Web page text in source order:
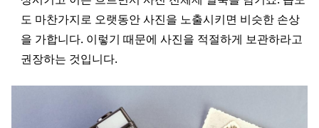
도 마찬가지로 오랫동안 사진을 노출시키면 비슷한 손상
을 가합니다. 이렇기 때문에 사진을 적절하게 보관하라고
권장하는 것입니다.